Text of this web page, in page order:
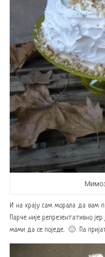
И на крају сам морала да вам
Парче није репрезентативно
мами да се поједе. 🙂 Па